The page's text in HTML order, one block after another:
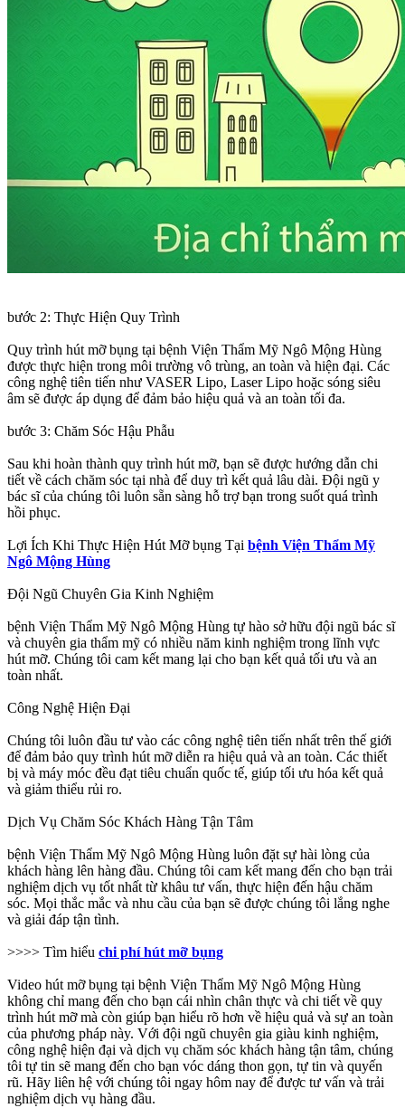
bước 2: Thực Hiện Quy Trình
Quy trình hút mỡ bụng tại bệnh Viện Thẩm Mỹ Ngô Mộng Hùng
được thực hiện trong môi trường vô trùng, an toàn và hiện đại. Các
công nghệ tiên tiến như VASER Lipo, Laser Lipo hoặc sóng siêu
âm sẽ được áp dụng để đảm bảo hiệu quả và an toàn tối đa.
bước 3: Chăm Sóc Hậu Phẫu
Sau khi hoàn thành quy trình hút mỡ, bạn sẽ được hướng dẫn chi
tiết về cách chăm sóc tại nhà để duy trì kết quả lâu dài. Đội ngũ y
bác sĩ của chúng tôi luôn sẵn sàng hỗ trợ bạn trong suốt quá trình
hồi phục.
Lợi Ích Khi Thực Hiện Hút Mỡ bụng Tại bệnh Viện Thẩm Mỹ
Ngô Mộng Hùng
Đội Ngũ Chuyên Gia Kinh Nghiệm
bệnh Viện Thẩm Mỹ Ngô Mộng Hùng tự hào sở hữu đội ngũ bác sĩ
và chuyên gia thẩm mỹ có nhiều năm kinh nghiệm trong lĩnh vực
hút mỡ. Chúng tôi cam kết mang lại cho bạn kết quả tối ưu và an
toàn nhất.
Công Nghệ Hiện Đại
Chúng tôi luôn đầu tư vào các công nghệ tiên tiến nhất trên thế giới
để đảm bảo quy trình hút mỡ diễn ra hiệu quả và an toàn. Các thiết
bị và máy móc đều đạt tiêu chuẩn quốc tế, giúp tối ưu hóa kết quả
và giảm thiểu rủi ro.
Dịch Vụ Chăm Sóc Khách Hàng Tận Tâm
bệnh Viện Thẩm Mỹ Ngô Mộng Hùng luôn đặt sự hài lòng của
khách hàng lên hàng đầu. Chúng tôi cam kết mang đến cho bạn trải
nghiệm dịch vụ tốt nhất từ khâu tư vấn, thực hiện đến hậu chăm
sóc. Mọi thắc mắc và nhu cầu của bạn sẽ được chúng tôi lắng nghe
và giải đáp tận tình.
>>>> Tìm hiểu chi phí hút mỡ bụng
Video hút mỡ bụng tại bệnh Viện Thẩm Mỹ Ngô Mộng Hùng
không chỉ mang đến cho bạn cái nhìn chân thực và chi tiết về quy
trình hút mỡ mà còn giúp bạn hiểu rõ hơn về hiệu quả và sự an toàn
của phương pháp này. Với đội ngũ chuyên gia giàu kinh nghiệm,
công nghệ hiện đại và dịch vụ chăm sóc khách hàng tận tâm, chúng
tôi tự tin sẽ mang đến cho bạn vóc dáng thon gọn, tự tin và quyến
rũ. Hãy liên hệ với chúng tôi ngay hôm nay để được tư vấn và trải
nghiệm dịch vụ hàng đầu.